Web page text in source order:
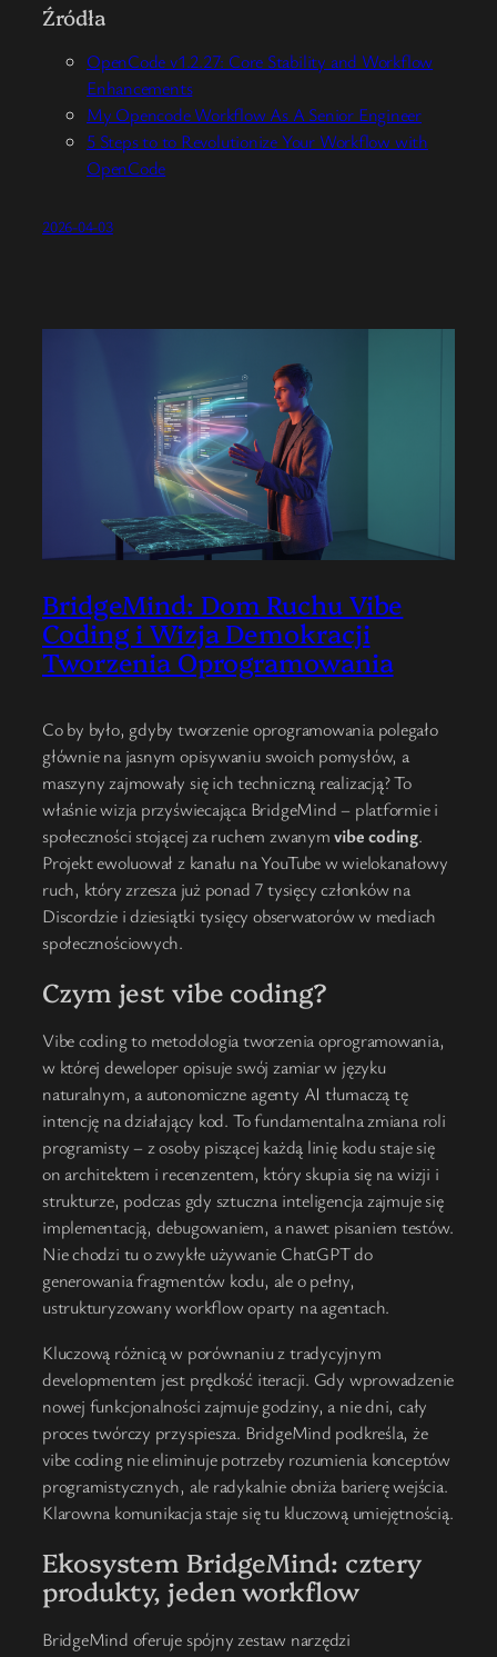
Źródła
OpenCode v1.2.27: Core Stability and Workflow
Enhancements
My Opencode Workflow As A Senior Engineer
5 Steps to to Revolutionize Your Workflow with
OpenCode
2026-04-03
BridgeMind: Dom Ruchu Vibe
Coding i Wizja Demokracji
Tworzenia Oprogramowania
Co by było, gdyby tworzenie oprogramowania polegało
głównie na jasnym opisywaniu swoich pomysłów, a
maszyny zajmowały się ich techniczną realizacją? To
właśnie wizja przyświecająca BridgeMind – platformie i
społeczności stojącej za ruchem zwanymvibe coding.
Projekt ewoluował z kanału na YouTube w wielokanałowy
ruch, który zrzesza już ponad 7 tysięcy członków na
Discordzie i dziesiątki tysięcy obserwatorów w mediach
społecznościowych.
Czym jest vibe coding?
Vibe coding to metodologia tworzenia oprogramowania,
w której deweloper opisuje swój zamiar w języku
naturalnym, a autonomiczne agenty AI tłumaczą tę
intencję na działający kod. To fundamentalna zmiana roli
programisty – z osoby piszącej każdą linię kodu staje się
on architektem i recenzentem, który skupia się na wizji i
strukturze, podczas gdy sztuczna inteligencja zajmuje się
implementacją, debugowaniem, a nawet pisaniem testów.
Nie chodzi tu o zwykłe używanie ChatGPT do
generowania fragmentów kodu, ale o pełny,
ustrukturyzowany workflow oparty na agentach.
Kluczową różnicą w porównaniu z tradycyjnym
developmentem jest prędkość iteracji. Gdy wprowadzenie
nowej funkcjonalności zajmuje godziny, a nie dni, cały
proces twórczy przyspiesza. BridgeMind podkreśla, że
vibe coding nie eliminuje potrzeby rozumienia konceptów
programistycznych, ale radykalnie obniża barierę wejścia.
Klarowna komunikacja staje się tu kluczową umiejętnością.
Ekosystem BridgeMind: cztery
produkty, jeden workflow
BridgeMind oferuje spójny zestaw narzędzi